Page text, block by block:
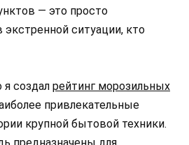
— это просто
ситуации, кто
я создал рейтинг морозильных
привлекательные
крупной бытовой техники.